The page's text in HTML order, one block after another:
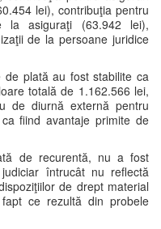
lei), contribuţia pentru
la asiguraţi (63.942 lei),
de la persoane juridice
de plată au fost stabilite ca
totală de 1.162.566 lei,
de diurnă externă pentru
fiind avantaje primite de
de recurentă, nu a fost
întrucât nu reflectă
de drept material
ce rezultă din probele